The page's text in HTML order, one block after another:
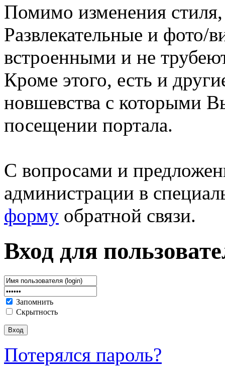
Помимо изменения
Развлекательные и фото/
встроенными и не
Кроме этого, есть и
новшевства с которыми
посещении портала.
С вопросами и
администрации в
форму обратной связи.
Вход для
Запомнить
Скрытность
Потерялся пароль?